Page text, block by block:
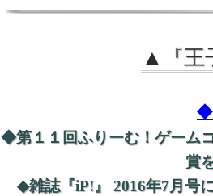
▲『王
◆第１１回ふりーむ！ゲーム
賞
◆雑誌『iP!』 2016年7月号